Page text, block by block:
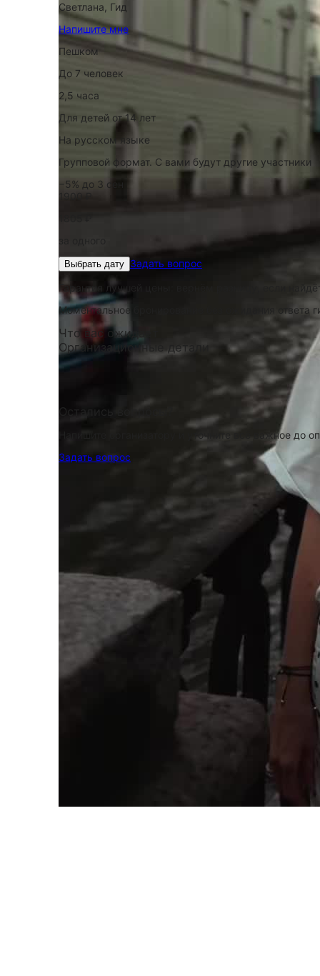
Светлана, Гид
Напишите мне
Пешком
До 7 человек
2,5 часа
Для детей от 14 лет
На русском языке
Групповой формат. С вами будут другие участники
−5% до 3 сен
1900 ₽
Выбрать дату Задать вопрос
Гарантия лучшей цены: вернём разницу, если
Моментальное бронирование без ожидания ответа
Что вас ожидает
Организационные детали
Остались вопросы?
Напишите организатору и уточните всё важное до
Задать вопрос